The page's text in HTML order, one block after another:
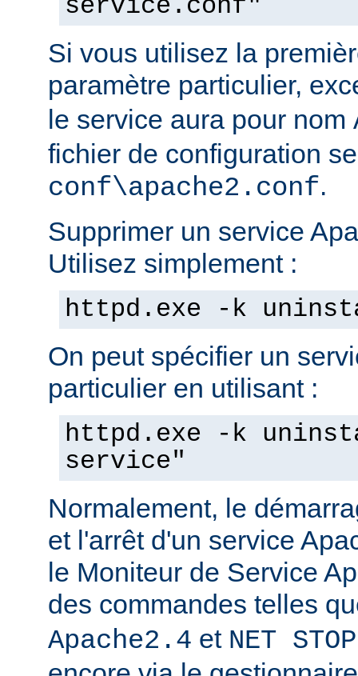
service.conf"
Si vous utilisez la
paramètre particulier,
le service aura pour nom
fichier de configuration
conf\apache2.conf.
Supprimer un service
Utilisez simplement :
httpd.exe -k
On peut spécifier un
particulier en utilisant :
httpd.exe -k
service"
Normalement, le
et l'arrêt d'un service
le Moniteur de Service
des commandes telles
Apache2.4 et NET